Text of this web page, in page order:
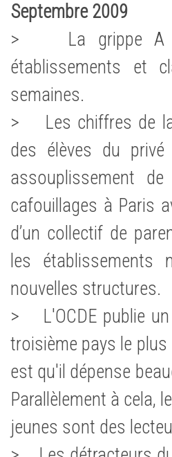
Septembre 2009
> La grippe A
établissements et
semaines.
> Les chiffres de la
des élèves du
assouplissement
cafouillages à Paris
d’un collectif de
les
nouvelles structures.
> L'OCDE publie un
troisième pays le
est qu'il dépense
Parallèlement à cela,
jeunes sont des